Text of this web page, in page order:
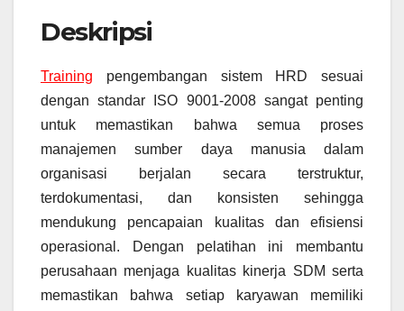
Deskripsi
Training pengembangan sistem HRD sesuai
dengan standar ISO 9001-2008 sangat penting
untuk memastikan bahwa semua proses
manajemen sumber daya manusia dalam
organisasi berjalan secara terstruktur,
terdokumentasi, dan konsisten sehingga
mendukung pencapaian kualitas dan efisiensi
operasional. Dengan pelatihan ini membantu
perusahaan menjaga kualitas kinerja SDM serta
memastikan bahwa setiap karyawan memiliki